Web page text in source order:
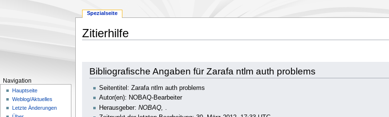
Zitierhilfe
Navigation
springen
Suche
springen
Bibliografische Angaben für Zarafa ntlm auth problems
Seitentitel: Zarafa ntlm auth problems
Autor(en): NOBAQ-Bearbeiter
Herausgeber: NOBAQ,
Spezialseite
Navigation
Hauptseite
Weblog/Aktuelles
Letzte Änderungen